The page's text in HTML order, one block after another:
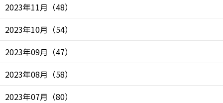
2023年11月 （48）
2023年10月 （54）
2023年09月 （47）
2023年08月 （58）
2023年07月 （80）